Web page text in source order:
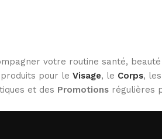
votre routine santé,
pour le Visage, le Corps, les
et des Promotions régulières